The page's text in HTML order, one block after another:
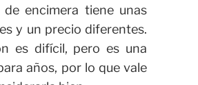
encimera tiene unas
y un precio diferentes.
es difícil, pero es una
años, por lo que vale